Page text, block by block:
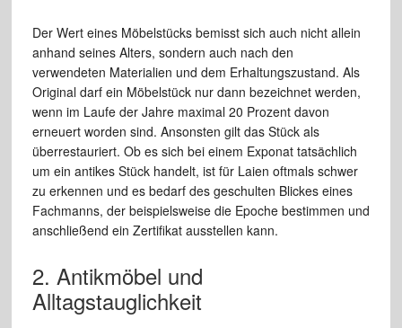
Der Wert eines Möbelstücks bemisst sich auch nicht allein
anhand seines Alters, sondern auch nach den
verwendeten Materialien und dem Erhaltungszustand. Als
Original darf ein Möbelstück nur dann bezeichnet werden,
wenn im Laufe der Jahre maximal 20 Prozent davon
erneuert worden sind. Ansonsten gilt das Stück als
überrestauriert. Ob es sich bei einem Exponat tatsächlich
um ein antikes Stück handelt, ist für Laien oftmals schwer
zu erkennen und es bedarf des geschulten Blickes eines
Fachmanns, der beispielsweise die Epoche bestimmen und
anschließend ein Zertifikat ausstellen kann.
2. Antikmöbel und
Alltagstauglichkeit